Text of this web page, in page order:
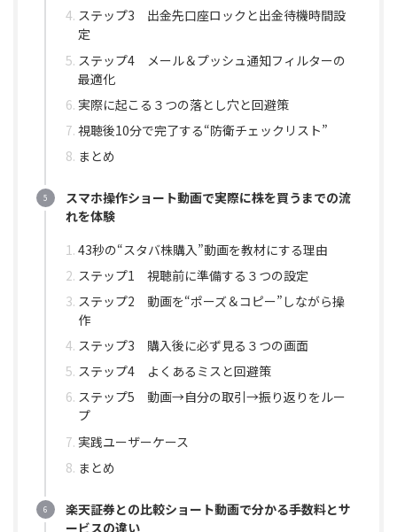
ステップ3 出金先口座ロックと出金待機時間設
定
ステップ4 メール＆プッシュ通知フィルターの
最適化
実際に起こる３つの落とし穴と回避策
視聴後10分で完了する“防衛チェックリスト”
まとめ
スマホ操作ショート動画で実際に株を買うまでの流
れを体験
43秒の“スタバ株購入”動画を教材にする理由
ステップ1 視聴前に準備する３つの設定
ステップ2 動画を“ポーズ＆コピー”しながら操
作
ステップ3 購入後に必ず見る３つの画面
ステップ4 よくあるミスと回避策
ステップ5 動画→自分の取引→振り返りをルー
プ
実践ユーザーケース
まとめ
楽天証券との比較ショート動画で分かる手数料とサ
ービスの違い